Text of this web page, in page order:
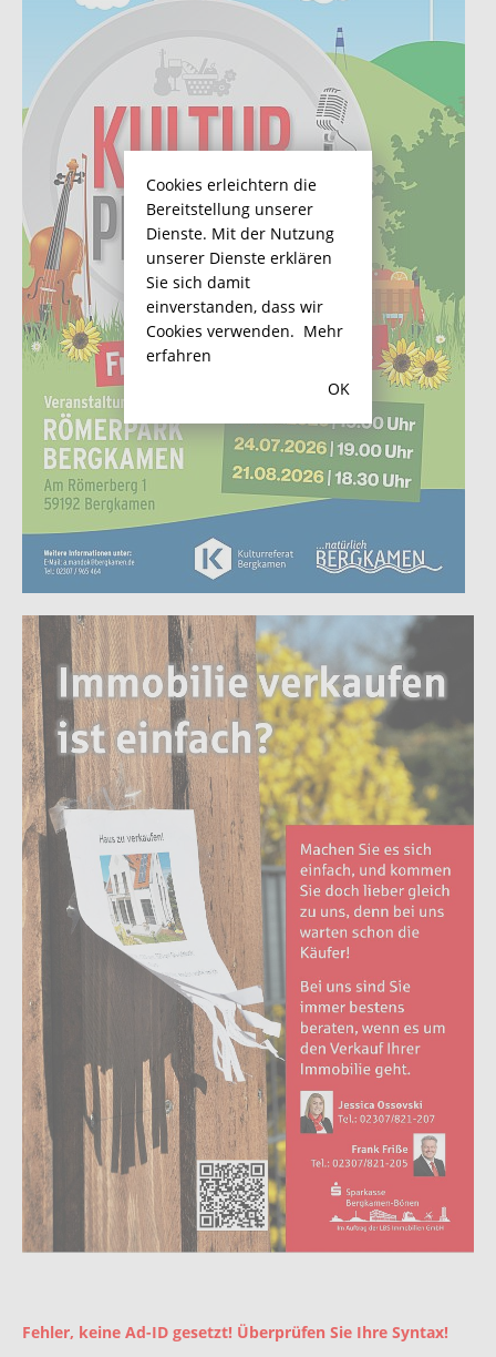
Fehler, keine Ad-ID gesetzt! Überprüfen Sie Ihre Syntax!
Cookies erleichtern die
Bereitstellung unserer
Dienste. Mit der Nutzung
unserer Dienste erklären
Sie sich damit
einverstanden, dass wir
Cookies verwenden. Mehr
erfahren
OK